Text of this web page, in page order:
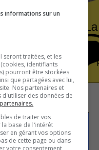
Vrai ou faux
informations sur un
seront traitées, et les
identifiants
pourront être stockées
que partagées avec lui,
Nos partenaires et
d'utiliser des données de
de traiter vos
la base de l'intérêt
en gérant vos options
de cette page ou dans
votre consentement